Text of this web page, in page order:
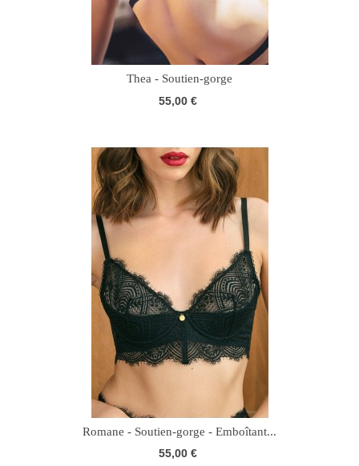
Thea - Soutien-gorge
55,00 €
Romane - Soutien-gorge - Emboîtant...
55,00 €